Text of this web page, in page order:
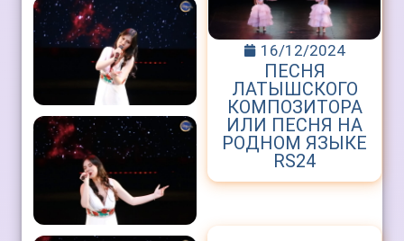
16/12/2024
ПЕСНЯ
ЛАТЫШСКОГО
КОМПОЗИТОРА
ИЛИ ПЕСНЯ НА
РОДНОМ ЯЗЫКЕ
RS24